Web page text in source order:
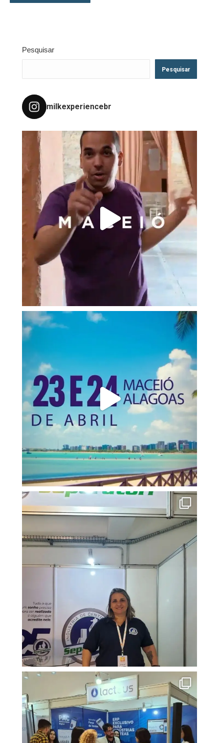
Pesquisar
Pesquisar
milkexperiencebr